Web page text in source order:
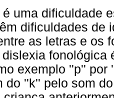
uma dificuldade
dificuldades de
as letras e os
dislexia
exemplo ''p''
do ''k'' pelo som